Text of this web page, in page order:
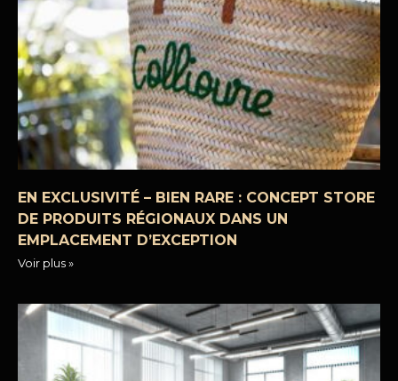
EN EXCLUSIVITÉ – BIEN RARE : CONCEPT STORE
DE PRODUITS RÉGIONAUX DANS UN
EMPLACEMENT D’EXCEPTION
Voir plus »